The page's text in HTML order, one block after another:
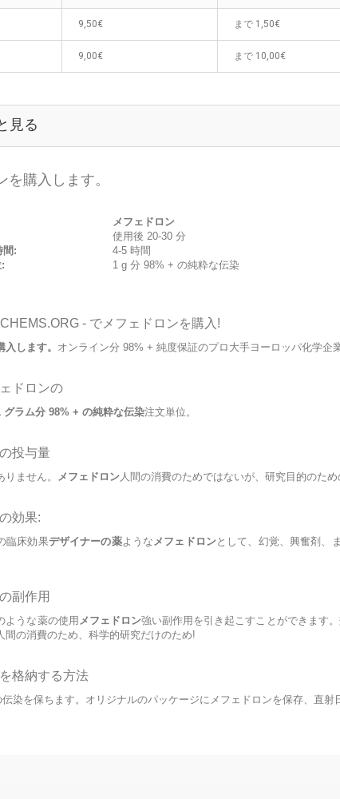
9,50€ まで 1,50€
9,00€ まで 10,00€
見る
を購入します。
間:
メフェドロン
使用後 20-30 分
4-5 時間
1 g 分 98% + の純粋な伝染
- でメフェドロンを購入!
入します。 オンライン分 98% + 純度保証のプロ大手ヨーロッパ化学
ドロンの
グラム分 98% + の純粋な伝染注文単位。
投与量
ません。 メフェドロン 人間の消費のためではないが、研究目的のた
効果:
臨床効果デザイナーの薬ような メフェドロンとして、幻覚、興奮剤、
副作用
ような薬の使用 メフェドロン強い副作用を引き起こすことができます
間の消費のため、科学的研究だけのため!
格納する方法
染を保ちます。オリジナルのパッケージにメフェドロンを保存、直射